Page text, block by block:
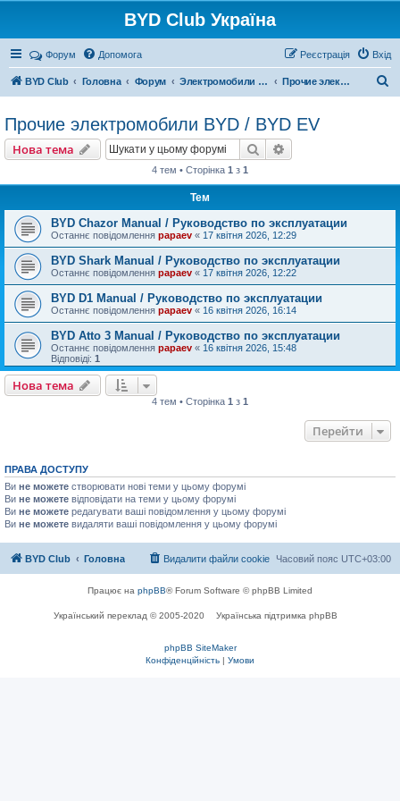
BYD Club Україна
Форум Допомога Вхід
Реєстрація
BYD Club Головна Форум Электромобили BYD Прочие электромобили BYD / BYD EV
Прочие электромобили BYD / BYD EV
Нова тема
Нова тема Пошук
4 тем • Сторінка 1 з 1
Тем
BYD Chazor Manual / Руководство по эксплуатации
Останнє повідомлення papaev « 17 квітня 2026, 12:29
BYD Shark Manual / Руководство по эксплуатации
Останнє повідомлення papaev « 17 квітня 2026, 12:22
BYD D1 Manual / Руководство по эксплуатации
Останнє повідомлення papaev « 16 квітня 2026, 16:14
BYD Atto 3 Manual / Руководство по эксплуатации
Останнє повідомлення papaev « 16 квітня 2026, 15:48
Відповіді: 1
Нова тема
Нова тема
4 тем • Сторінка 1 з 1
Перейти
ПРАВА ДОСТУПУ
Ви не можете створювати нові теми у цьому форумі
Ви не можете відповідати на теми у цьому форумі
Ви не можете редагувати ваші повідомлення у цьому форумі
Ви не можете видаляти ваші повідомлення у цьому форумі
BYD Club Головна Часовий пояс UTC+03:00
Видалити файли cookie
Працює на phpBB® Forum Software © phpBB Limited
Український переклад © 2005-2020 Українська підтримка phpBB
phpBB SiteMaker
Конфіденційність | Умови